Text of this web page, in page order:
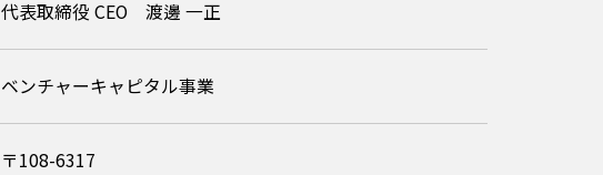
代表取締役 CEO 渡邊 一正
ベンチャーキャピタル事業
〒108-6317